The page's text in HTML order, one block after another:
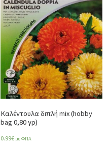
Καλέντουλα διπλή mix (hobby
bag 0,80 γρ)
0.99€ με ΦΠΑ